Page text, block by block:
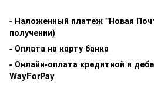
- Наложенный платеж ''Новая
получении)
- Оплата на карту банка
- Онлайн-оплата кредитной и
WayForPay